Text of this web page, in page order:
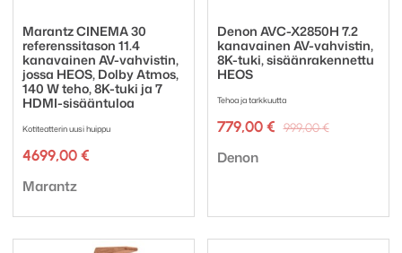
Marantz CINEMA 30
referenssitason 11.4
kanavainen AV-vahvistin,
jossa HEOS, Dolby Atmos,
140 W teho, 8K-tuki ja 7
HDMI-sisääntuloa
Kotiteatterin uusi huippu
4699,00 €
Tuotemerkki:
Marantz
Denon AVC-X2850H 7.2
kanavainen AV-vahvistin,
8K-tuki, sisäänrakennettu
HEOS
Tehoa ja tarkkuutta
999,00€
779,00 €
Nykyinen
Tuotemerkki:
Denon